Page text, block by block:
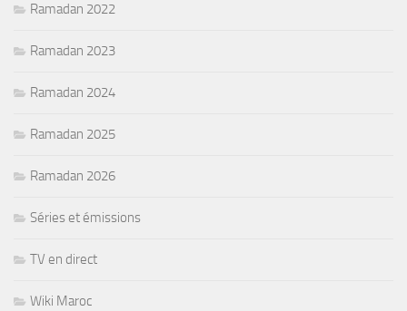
Ramadan 2022
Ramadan 2023
Ramadan 2024
Ramadan 2025
Ramadan 2026
Séries et émissions
TV en direct
Wiki Maroc